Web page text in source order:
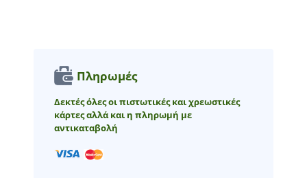
Πληρωμές
Δεκτές όλες οι πιστωτικές και χρεωστικές
κάρτες αλλά και η πληρωμή με
αντικαταβολή